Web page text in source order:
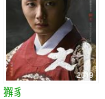
2019
獬豸